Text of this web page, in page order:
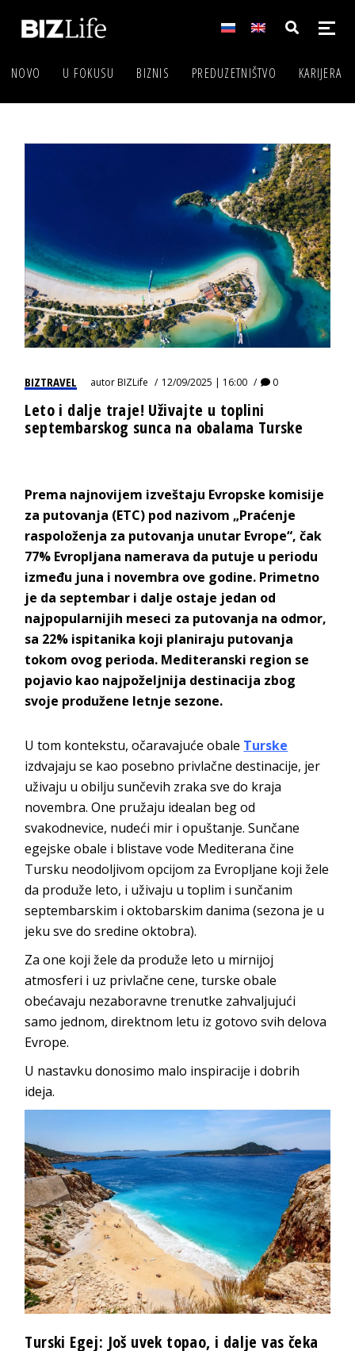
NOVO U FOKUSU BIZNIS PREDUZETNIŠTVO KARIJERA
BIZTRAVEL autorBIZLife 12/09/2025 | 16:00 0
Leto i dalje traje! Uživajte u toplini
septembarskog sunca na obalama Turske
Prema najnovijem izveštaju Evropske komisije
za putovanja (ETC) pod nazivom „Praćenje
raspoloženja za putovanja unutar Evrope“, čak
77% Evropljana namerava da putuje u periodu
između juna i novembra ove godine. Primetno
je da septembar i dalje ostaje jedan od
najpopularnijih meseci za putovanja na odmor,
sa 22% ispitanika koji planiraju putovanja
tokom ovog perioda. Mediteranski region se
pojavio kao najpoželjnija destinacija zbog
svoje produžene letnje sezone.
U tom kontekstu, očaravajuće obale Turske
izdvajaju se kao posebno privlačne destinacije, jer
uživaju u obilju sunčevih zraka sve do kraja
novembra. One pružaju idealan beg od
svakodnevice, nudeći mir i opuštanje. Sunčane
egejske obale i blistave vode Mediterana čine
Tursku neodoljivom opcijom za Evropljane koji žele
da produže leto, i uživaju u toplim i sunčanim
septembarskim i oktobarskim danima (sezona je u
jeku sve do sredine oktobra).
Za one koji žele da produže leto u mirnijoj
atmosferi i uz privlačne cene, turske obale
obećavaju nezaboravne trenutke zahvaljujući
samo jednom, direktnom letu iz gotovo svih delova
Evrope.
U nastavku donosimo malo inspiracije i dobrih
ideja.
Turski Egej: Još uvek topao, i dalje vas čeka